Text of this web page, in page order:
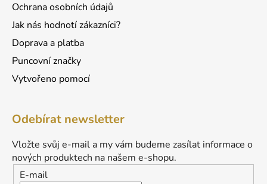
Ochrana osobních údajů
Jak nás hodnotí zákazníci?
Doprava a platba
Puncovní značky
Vytvořeno pomocí
Odebírat newsletter
Vložte svůj e-mail a my vám budeme zasílat informace o
nových produktech na našem e-shopu.
E-mail